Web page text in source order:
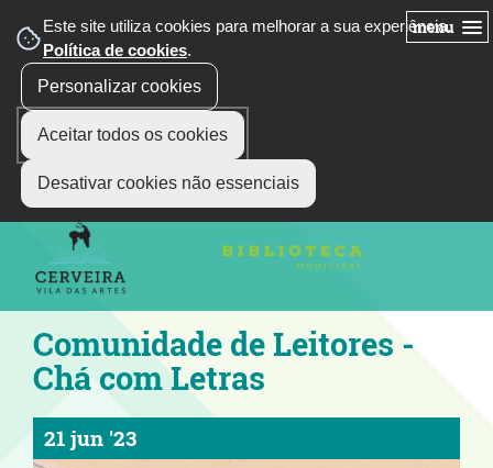
Este site utiliza cookies para melhorar a sua experiência.
Política de cookies.
Personalizar cookies
Aceitar todos os cookies
Desativar cookies não essenciais
menu
Select Language ▼
Comunidade de Leitores -
Chá com Letras
21 jun '23